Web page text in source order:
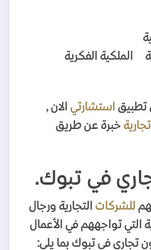
الملكية الفكرية
استشارتي الان ,
خبرة عن طريق
في تبوك.
للشركات التجارية ورجال
التي تواجههم في الأعمال
تجاري في تبوك بما يلي: